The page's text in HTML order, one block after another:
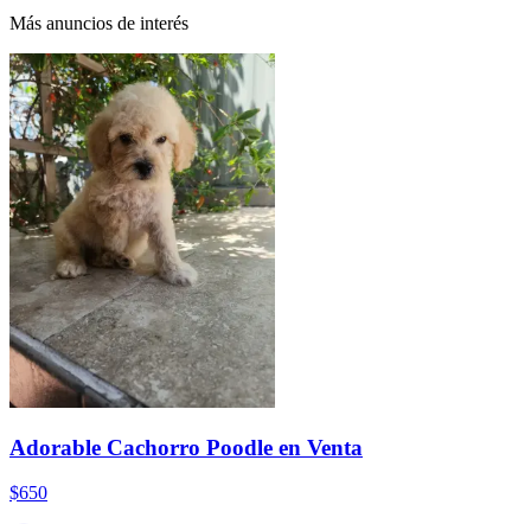
Más anuncios de interés
Adorable Cachorro Poodle en Venta
$650